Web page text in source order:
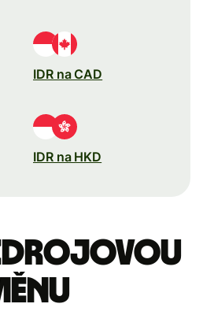
IDR na CAD
IDR na HKD